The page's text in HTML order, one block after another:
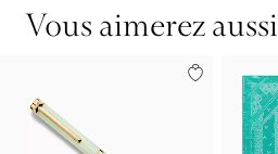
Vous aimerez aussi